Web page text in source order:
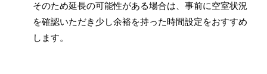
そのため延長の可能性がある場合は、事前に空室状況
を確認いただき少し余裕を持った時間設定をおすすめ
します。